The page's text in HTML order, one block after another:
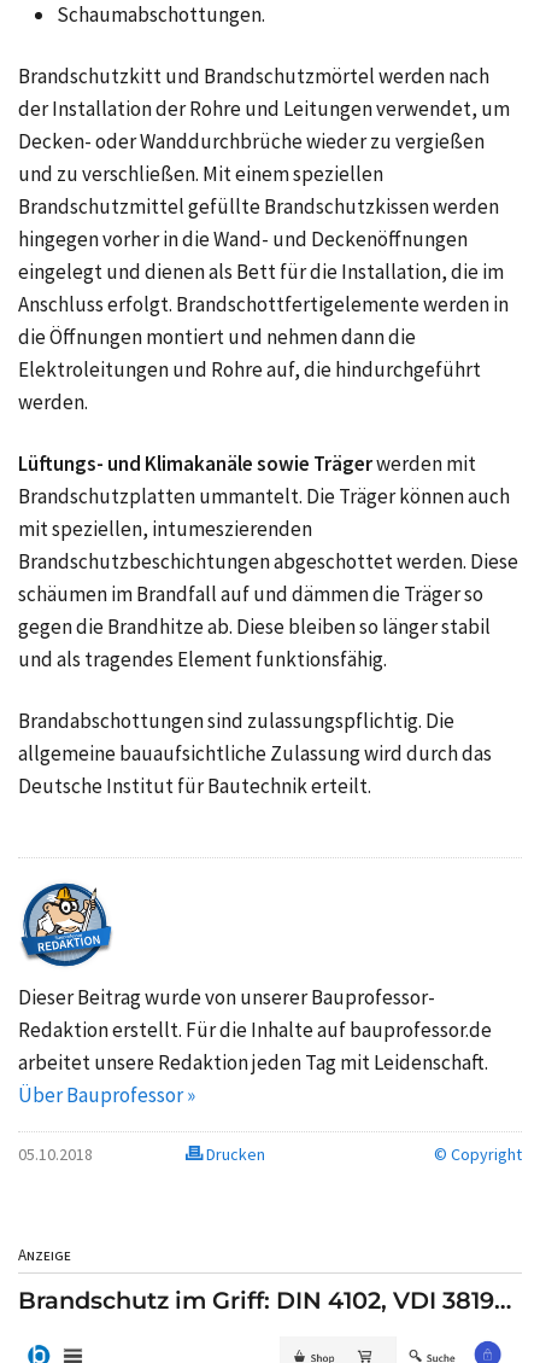
Schaumabschottungen.
Brandschutzkitt und Brandschutzmörtel werden nach
der Installation der Rohre und Leitungen verwendet, um
Decken- oder Wanddurchbrüche wieder zu vergießen
und zu verschließen. Mit einem speziellen
Brandschutzmittel gefüllte Brandschutzkissen werden
hingegen vorher in die Wand- und Deckenöffnungen
eingelegt und dienen als Bett für die Installation, die im
Anschluss erfolgt. Brandschottfertigelemente werden in
die Öffnungen montiert und nehmen dann die
Elektroleitungen und Rohre auf, die hindurchgeführt
werden.
Lüftungs- und Klimakanäle sowie Trägerwerden mit
Brandschutzplatten ummantelt. Die Träger können auch
mit speziellen, intumeszierenden
Brandschutzbeschichtungen abgeschottet werden. Diese
schäumen im Brandfall auf und dämmen die Träger so
gegen die Brandhitze ab. Diese bleiben so länger stabil
und als tragendes Element funktionsfähig.
Brandabschottungen sind zulassungspflichtig. Die
allgemeine bauaufsichtliche Zulassung wird durch das
Deutsche Institut für Bautechnik erteilt.
Dieser Beitrag wurde von unserer Bauprofessor-
Redaktion erstellt. Für die Inhalte auf bauprofessor.de
arbeitet unsere Redaktion jeden Tag mit Leidenschaft.
Über Bauprofessor »
05.10.2018 Drucken © Copyright
Anzeige
Brandschutz im Griff: DIN 4102, VDI 3819…